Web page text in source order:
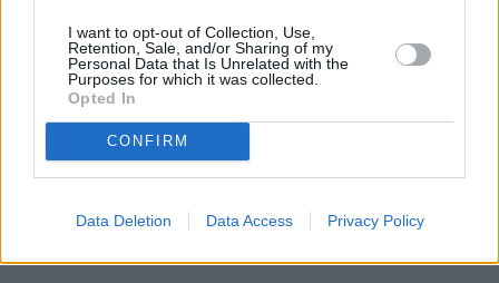
I want to opt-out of Collection, Use,
Retention, Sale, and/or Sharing of my
Personal Data that Is Unrelated with the
Purposes for which it was collected.
Opted In
CONFIRM
Data Deletion Data Access Privacy Policy